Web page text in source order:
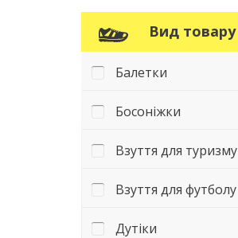
Вид товару
Балетки
Босоніжки
Взуття для туризму
Взуття для футболу
Дутіки